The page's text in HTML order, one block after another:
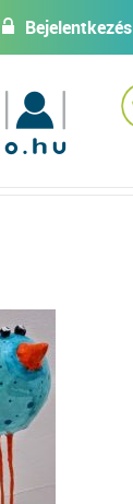
w Bejelentkezés